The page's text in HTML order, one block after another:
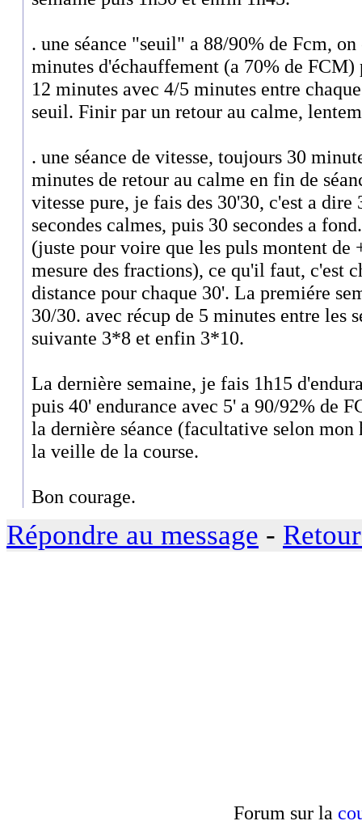
. une séance "seuil" a 88/90% de Fcm,
minutes d'échauffement (a 70% de FCM)
12 minutes avec 4/5 minutes entre
seuil. Finir par un retour au calme,
. une séance de vitesse, toujours 30
minutes de retour au calme en fin de
vitesse pure, je fais des 30'30, c'est a dire
secondes calmes, puis 30 secondes a
(juste pour voire que les puls montent de
mesure des fractions), ce qu'il faut, c'est
distance pour chaque 30'. La premiére
30/30. avec récup de 5 minutes entre les
suivante 3*8 et enfin 3*10.
La dernière semaine, je fais 1h15
puis 40' endurance avec 5' a 90/92% de
la dernière séance (facultative selon
la veille de la course.
Bon courage.
Répondre au message -
Forum sur la